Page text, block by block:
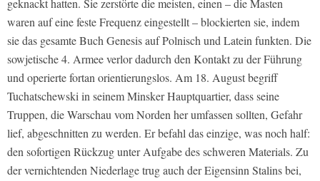
geknackt hatten. Sie zerstörte die meisten, einen – die Masten
waren auf eine feste Frequenz eingestellt – blockierten sie, indem
sie das gesamte Buch Genesis auf Polnisch und Latein funkten. Die
sowjetische 4. Armee verlor dadurch den Kontakt zu der Führung
und operierte fortan orientierungslos. Am 18. August begriff
Tuchatschewski in seinem Minsker Hauptquartier, dass seine
Truppen, die Warschau vom Norden her umfassen sollten, Gefahr
lief, abgeschnitten zu werden. Er befahl das einzige, was noch half:
den sofortigen Rückzug unter Aufgabe des schweren Materials. Zu
der vernichtenden Niederlage trug auch der Eigensinn Stalins bei,